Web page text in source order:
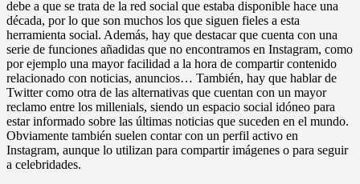
debe a que se trata de la red social que estaba disponible hace una
década, por lo que son muchos los que siguen fieles a esta
herramienta social. Además, hay que destacar que cuenta con una
serie de funciones añadidas que no encontramos en Instagram, como
por ejemplo una mayor facilidad a la hora de compartir contenido
relacionado con noticias, anuncios… También, hay que hablar de
Twitter como otra de las alternativas que cuentan con un mayor
reclamo entre los millenials, siendo un espacio social idóneo para
estar informado sobre las últimas noticias que suceden en el mundo.
Obviamente también suelen contar con un perfil activo en
Instagram, aunque lo utilizan para compartir imágenes o para seguir
a celebridades.